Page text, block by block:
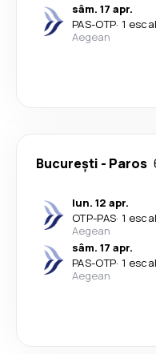
sâm. 17 apr.
PAS-OTP· 1
Aegean
București - Paros
lun. 12 apr.
OTP-PAS· 1
Aegean
sâm. 17 apr.
PAS-OTP· 1
Aegean